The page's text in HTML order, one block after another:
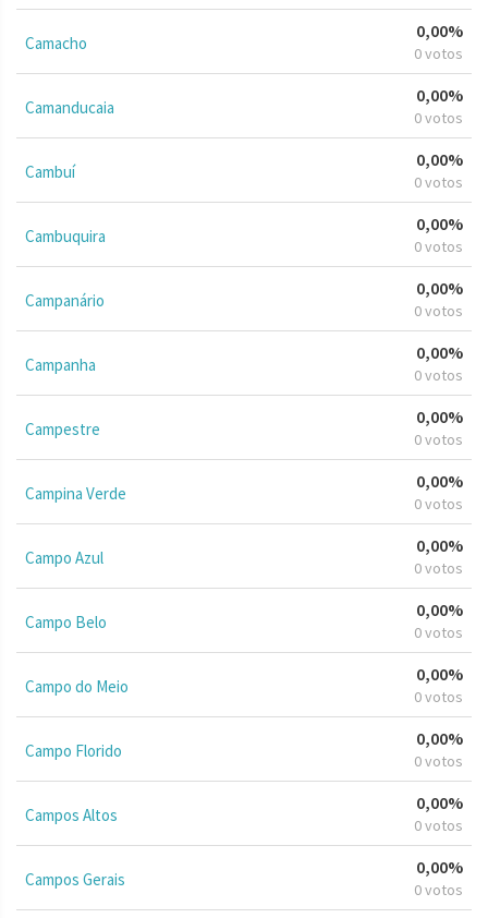
Camacho
0,00%
0 votos
Camanducaia
0,00%
0 votos
Cambuí
0,00%
0 votos
Cambuquira
0,00%
0 votos
Campanário
0,00%
0 votos
Campanha
0,00%
0 votos
Campestre
0,00%
0 votos
Campina Verde
0,00%
0 votos
Campo Azul
0,00%
0 votos
Campo Belo
0,00%
0 votos
Campo do Meio
0,00%
0 votos
Campo Florido
0,00%
0 votos
Campos Altos
0,00%
0 votos
Campos Gerais
0,00%
0 votos